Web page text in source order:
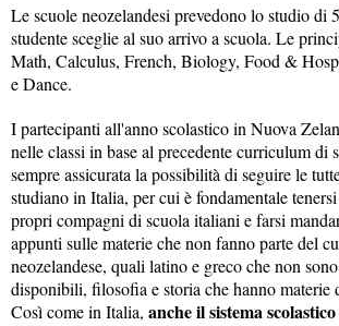
Le scuole neozelandesi prevedono lo studio di
studente sceglie al suo arrivo a scuola. Le
Math, Calculus, French, Biology, Food &
e Dance.
I partecipanti all'anno scolastico in Nuova
nelle classi in base al precedente curriculum di
sempre assicurata la possibilità di seguire le
studiano in Italia, per cui è fondamentale
propri compagni di scuola italiani e farsi
appunti sulle materie che non fanno parte del
neozelandese, quali latino e greco che non
disponibili, filosofia e storia che hanno materie
Così come in Italia, anche il sistema